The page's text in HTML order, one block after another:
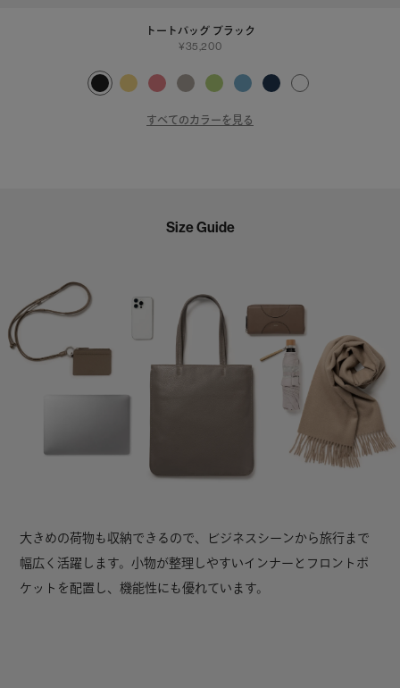
トートバッグ ブラック
35,200
すべてのカラーを見る
Size Guide
大きめの荷物も収納できるので、ビジネスシーンから旅行まで
幅広く活躍します。小物が整理しやすいインナーとフロントポ
ケットを配置し、機能性にも優れています。